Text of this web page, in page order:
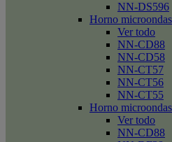
NN-DS596
Horno
Ver todo
NN-CD88
NN-CD58
NN-CT57
NN-CT56
NN-CT55
Horno
Ver todo
NN-CD88